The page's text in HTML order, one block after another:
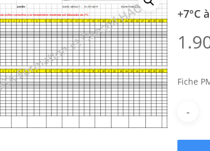
+7°C
Fiche